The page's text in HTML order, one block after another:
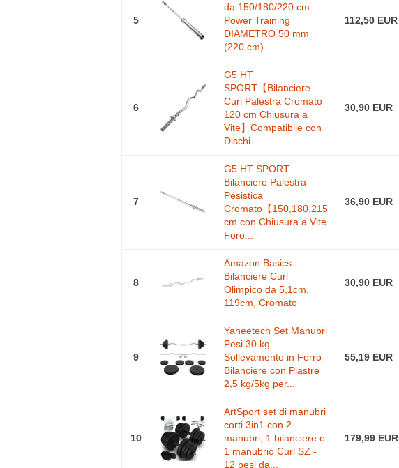
5
da 150/180/220 cm
Power Training
DIAMETRO 50 mm
(220 cm)
112,50 EUR
6
G5 HT
SPORT【Bilanciere
Curl Palestra Cromato
120 cm Chiusura a
Vite】Compatibile con
Dischi...
30,90 EUR
7
G5 HT SPORT
Bilanciere Palestra
Pesistica
Cromato【150,180,215
cm con Chiusura a Vite
Foro...
36,90 EUR
8
Amazon Basics -
Bilanciere Curl
Olimpico da 5,1cm,
119cm, Cromato
30,90 EUR
9
Yaheetech Set Manubri
Pesi 30 kg
Sollevamento in Ferro
Bilanciere con Piastre
2,5 kg/5kg per...
55,19 EUR
10
ArtSport set di manubri
corti 3in1 con 2
manubri, 1 bilanciere e
1 manubrio Curl SZ -
12 pesi da...
179,99 EUR